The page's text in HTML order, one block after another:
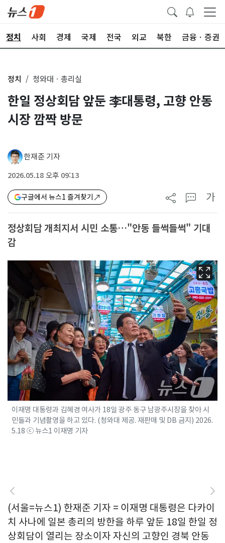
정치 사회 경제 국제 전국 외교 북한 금융ㆍ증권
정치 청와대ㆍ총리실
한일 정상회담 앞둔 李대통령, 고향 안동
시장 깜짝 방문
한재준 기자
2026.05.18 오후 09:13
구글에서 뉴스1 즐겨찾기 가
정상회담 개최지서 시민 소통…"안동 들썩들썩" 기대
감
이재명 대통령과 김혜경 여사가 18일 광주 동구 남광주시장을 찾아 시
민들과 기념촬영을 하고 있다. (청와대 제공. 재판매 및 DB 금지) 2026.
5.18 ⓒ 뉴스1 이재명 기자
(서울=뉴스1) 한재준 기자 = 이재명 대통령은 다카이
치 사나에 일본 총리의 방한을 하루 앞둔 18일 한일 정
상회담이 열리는 장소이자 자신의 고향인 경북 안동